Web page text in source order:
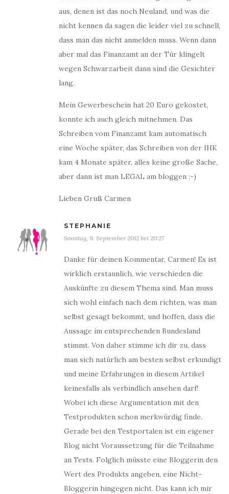
aus, denen ist das noch Neuland, und was die
nicht kennen da sagen die leider viel zu schnell,
dass man das nicht anmelden muss. Wenn dann
aber mal das Finanzamt an der Tür klingelt
wegen Schwarzarbeit dann sind die Gesichter
lang.
Mein Gewerbeschein hat 20 Euro gekostet,
konnte ich auch gleich mitnehmen. Das
Schreiben vom Finanzamt kam automatisch
eine Woche später, das Schreiben von der IHK
kam 4 Monate später, alles keine große Sache,
aber dann ist man LEGAL am bloggen ;-)
Lieben Gruß Carmen
STEPHANIE
Sonntag, 9. September 2012 bei 20:27
Danke für deinen Kommentar, Carmen! Es ist
wirklich erstaunlich, wie verschieden die
Auskünfte zu diesem Thema sind. Man muss
sich wohl einfach nach dem richten, was man
selbst gesagt bekommt, und hoffen, dass die
Aussage im entsprechenden Bundesland
stimmt. Von daher stimme ich dir zu, dass
man sich natürlich am besten selbst erkundigt
und meine Erfahrungen in diesem Artikel
keinesfalls als verbindlich ansehen darf!
Wobei ich diese Argumentation mit den
Testprodukten schon merkwürdig finde.
Gerade bei den Testportalen ist ein eigener
Blog nicht Voraussetzung für die Teilnahme
an Tests. Folglich müsste eine Bloggerin den
Wert des Produkts angeben, eine Nicht-
Bloggerin hingegen nicht. Das kann ich mir